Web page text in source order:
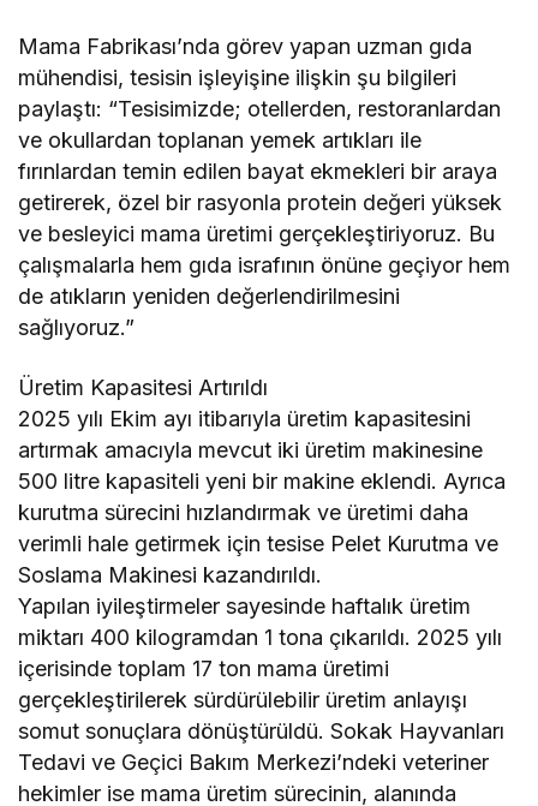
Mama Fabrikası’nda görev yapan uzman gıda
mühendisi, tesisin işleyişine ilişkin şu bilgileri
paylaştı: “Tesisimizde; otellerden, restoranlardan
ve okullardan toplanan yemek artıkları ile
fırınlardan temin edilen bayat ekmekleri bir araya
getirerek, özel bir rasyonla protein değeri yüksek
ve besleyici mama üretimi gerçekleştiriyoruz. Bu
çalışmalarla hem gıda israfının önüne geçiyor hem
de atıkların yeniden değerlendirilmesini
sağlıyoruz.”
Üretim Kapasitesi Artırıldı
2025 yılı Ekim ayı itibarıyla üretim kapasitesini
artırmak amacıyla mevcut iki üretim makinesine
500 litre kapasiteli yeni bir makine eklendi. Ayrıca
kurutma sürecini hızlandırmak ve üretimi daha
verimli hale getirmek için tesise Pelet Kurutma ve
Soslama Makinesi kazandırıldı.
Yapılan iyileştirmeler sayesinde haftalık üretim
miktarı 400 kilogramdan 1 tona çıkarıldı. 2025 yılı
içerisinde toplam 17 ton mama üretimi
gerçekleştirilerek sürdürülebilir üretim anlayışı
somut sonuçlara dönüştürüldü. Sokak Hayvanları
Tedavi ve Geçici Bakım Merkezi’ndeki veteriner
hekimler ise mama üretim sürecinin, alanında